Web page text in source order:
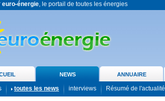
euro-énergie, le portail de toutes les énergies
NEWS ANNUAIRE
toutes les news interviews Résumé de l'actualité